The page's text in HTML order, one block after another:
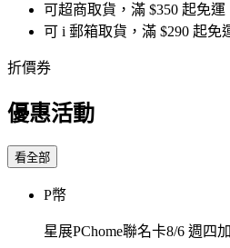
可超商取貨，滿 $350 起免運
可 i 郵箱取貨，滿 $290 起免
折價券
優惠活動
看全部
P幣
星展PChome聯名卡8/6 週四